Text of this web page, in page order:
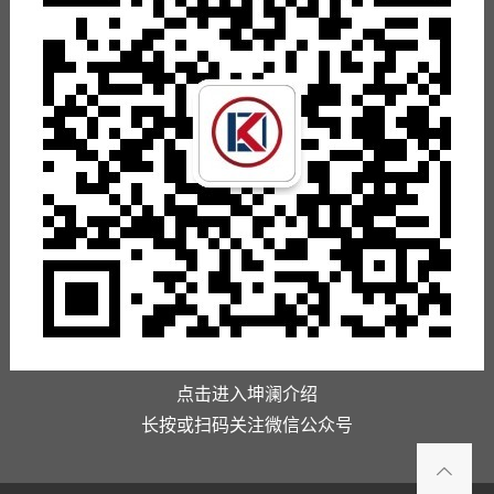
点击进入坤澜介绍
长按或扫码关注微信公众号